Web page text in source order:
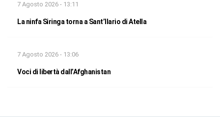
7 Agosto 2026 - 13:11
La ninfa Siringa torna a Sant’Ilario di Atella
7 Agosto 2026 - 13:06
Voci di libertà dall’Afghanistan